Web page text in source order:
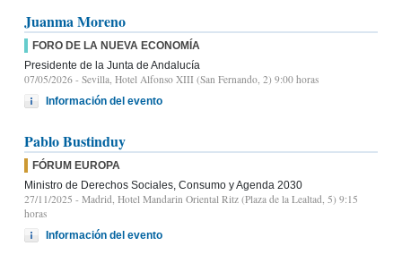
Juanma Moreno
FORO DE LA NUEVA ECONOMÍA
Presidente de la Junta de Andalucía
07/05/2026 - Sevilla, Hotel Alfonso XIII (San Fernando, 2) 9:00 horas
Información del evento
Pablo Bustinduy
FÓRUM EUROPA
Ministro de Derechos Sociales, Consumo y Agenda 2030
27/11/2025 - Madrid, Hotel Mandarin Oriental Ritz (Plaza de la Lealtad, 5) 9:15
horas
Información del evento